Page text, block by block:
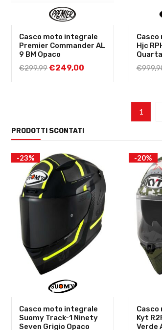
Casco moto integrale
Premier Commander AL
9 BM Opaco
€299,99€249,00
Hjc
€
1
PRODOTTI SCONTATI
-23%
Casco moto integrale
Suomy Track-1 Ninety
Seven Grigio Opaco
-20%
Kyt
Verde